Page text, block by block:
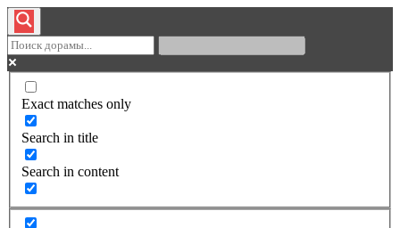
Exact matches only
Search in title
Search in content